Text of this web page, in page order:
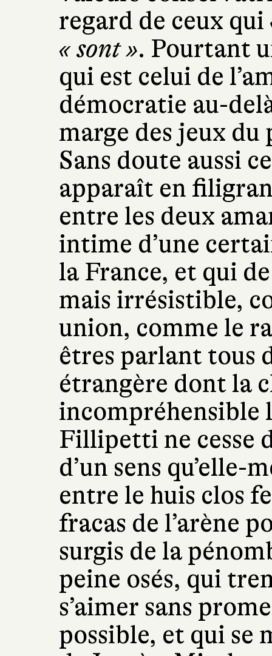
regard de ceux qui
« sont ». Pourtant
qui est celui de
démocratie au-
marge des jeux
Sans doute aussi
apparaît en
entre les deux
intime d’une
la France, et qui
mais irrésistible,
union, comme le
êtres parlant tous
étrangère dont la
incompréhensible
Fillipetti ne cesse
d’un sens qu’elle-
entre le huis clos
fracas de l’arène
surgis de la
peine osés, qui
s’aimer sans
possible, et qui se